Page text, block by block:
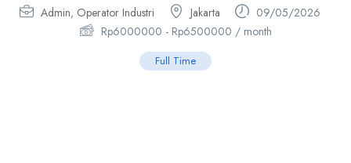
Admin, Operator Industri Jakarta
09/05/2026
Rp6000000 - Rp6500000 / month
Full Time